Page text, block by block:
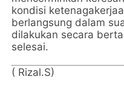
kondisi
berlangsung dalam
dilakukan secara
selesai.
( Rizal.S)